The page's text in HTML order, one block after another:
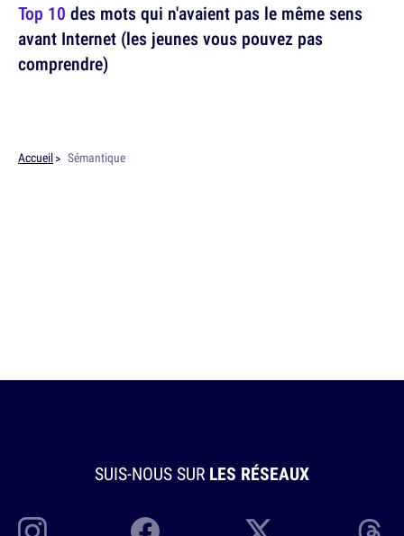
Top 10 des mots qui n'avaient pas le même sens
avant Internet (les jeunes vous pouvez pas
comprendre)
Accueil Sémantique
SUIS-NOUS SUR LES RÉSEAUX